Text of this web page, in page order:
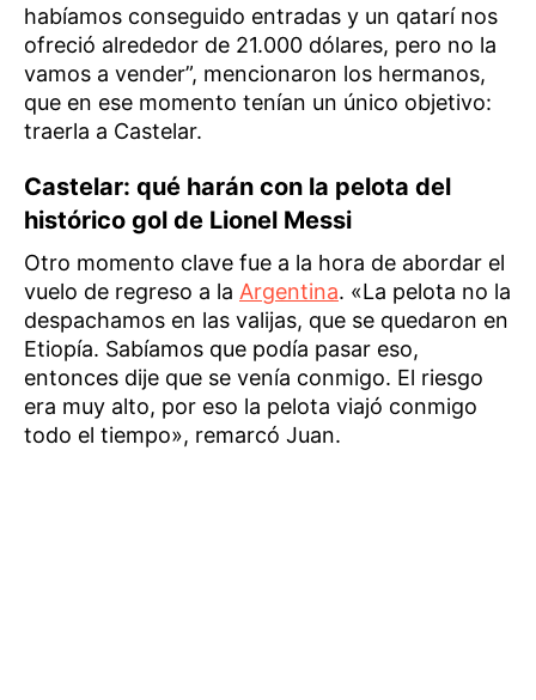
habíamos conseguido entradas y un qatarí nos
ofreció alrededor de 21.000 dólares, pero no la
vamos a vender”, mencionaron los hermanos,
que en ese momento tenían un único objetivo:
traerla a Castelar.
Castelar: qué harán con la pelota del
histórico gol de Lionel Messi
Otro momento clave fue a la hora de abordar el
vuelo de regreso a la Argentina. «La pelota no la
despachamos en las valijas, que se quedaron en
Etiopía. Sabíamos que podía pasar eso,
entonces dije que se venía conmigo. El riesgo
era muy alto, por eso la pelota viajó conmigo
todo el tiempo», remarcó Juan.